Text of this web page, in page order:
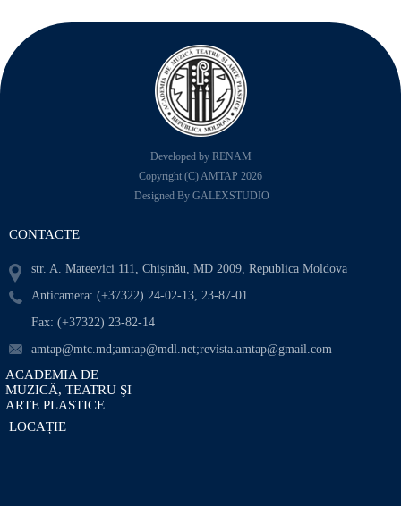
Developed by RENAM
Copyright (C) AMTAP 2026
Designed By GALEXSTUDIO
CONTACTE
str. A. Mateevici 111, Chișinău, MD 2009, Republica Moldova
Anticamera: (+37322) 24-02-13, 23-87-01
Fax: (+37322) 23-82-14
amtap@mtc.md;amtap@mdl.net;revista.amtap@gmail.com
ACADEMIA DE
MUZICĂ, TEATRU ŞI
ARTE PLASTICE
LOCAȚIE